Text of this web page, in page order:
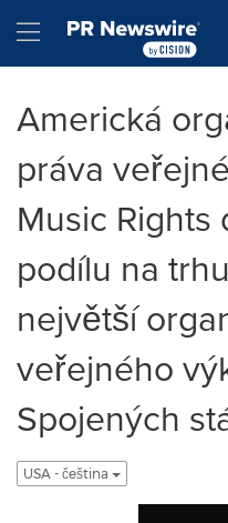
Hamburger menu
Americká
práva
Music Rights
podílu na
největší
veřejného
Spojených
USA - čeština